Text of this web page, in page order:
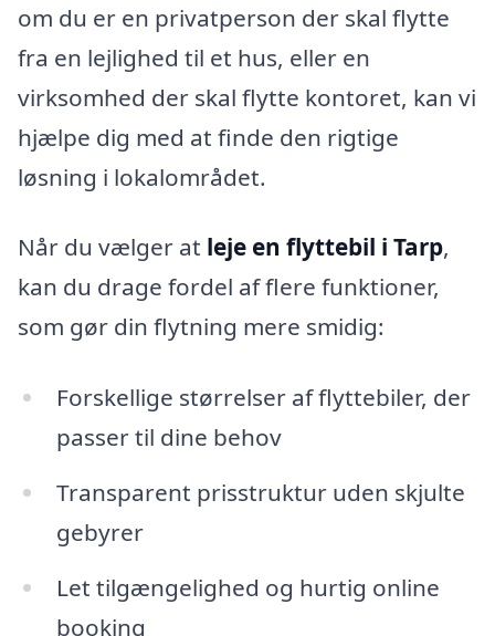
om du er en privatperson der skal flytte
fra en lejlighed til et hus, eller en
virksomhed der skal flytte kontoret, kan vi
hjælpe dig med at finde den rigtige
løsning i lokalområdet.
Når du vælger at leje en flyttebil i Tarp,
kan du drage fordel af flere funktioner,
som gør din flytning mere smidig:
Forskellige størrelser af flyttebiler, der
passer til dine behov
Transparent prisstruktur uden skjulte
gebyrer
Let tilgængelighed og hurtig online
booking